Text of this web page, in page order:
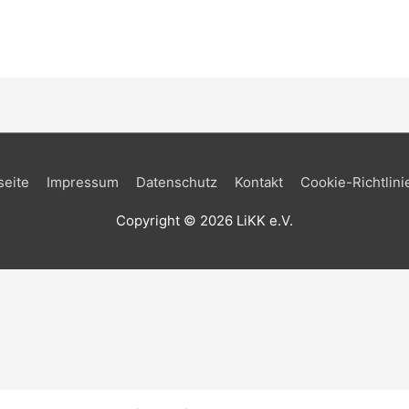
Impressum Datenschutz Kontakt Cookie-
Copyright © 2026 LiKK e.V.